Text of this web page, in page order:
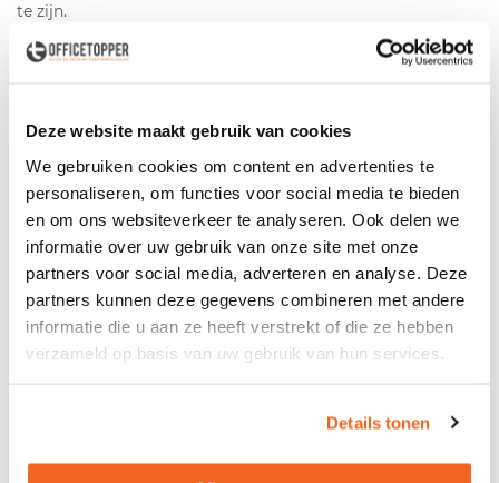
Deze website maakt gebruik van cookies
We gebruiken cookies om content en advertenties te
personaliseren, om functies voor social media te bieden
en om ons websiteverkeer te analyseren. Ook delen we
informatie over uw gebruik van onze site met onze
partners voor social media, adverteren en analyse. Deze
partners kunnen deze gegevens combineren met andere
informatie die u aan ze heeft verstrekt of die ze hebben
verzameld op basis van uw gebruik van hun services.
Details tonen
te zijn.
Het belang van ontspannen
Hierbij is het belangrijk dat de hersenen even rust krijgen
en met iets totaal anders bezig zijn dan met de dagelijkse
werkzaamheden. Dit bereikt u bijvoorbeeld door het
stimuleren van een dagelijkse pauzewandeling of
wandelend vergaderen. Toch zien we ook dat een speciale
‘ontspanningsruimte’ steeds populairder wordt. Een ruimte
waarin werknemers even hun hoofd leeg kunnen maken,
kunnen kletsen met collega’s en in alle rust kunnen